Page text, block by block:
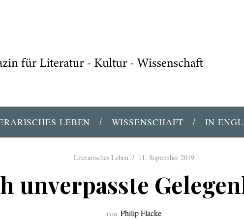
LEBEN WISSENSCHAFT IN
Literarisches Leben 11. September 2019
unverpasste
von Philip Flacke